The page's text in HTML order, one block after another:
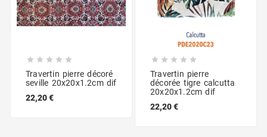
    
Travertin pierre décoré
seville 20x20x1.2cm dif
22,20 €
    
Travertin pierre
décorée tigre calcutta
20x20x1.2cm dif
22,20 €